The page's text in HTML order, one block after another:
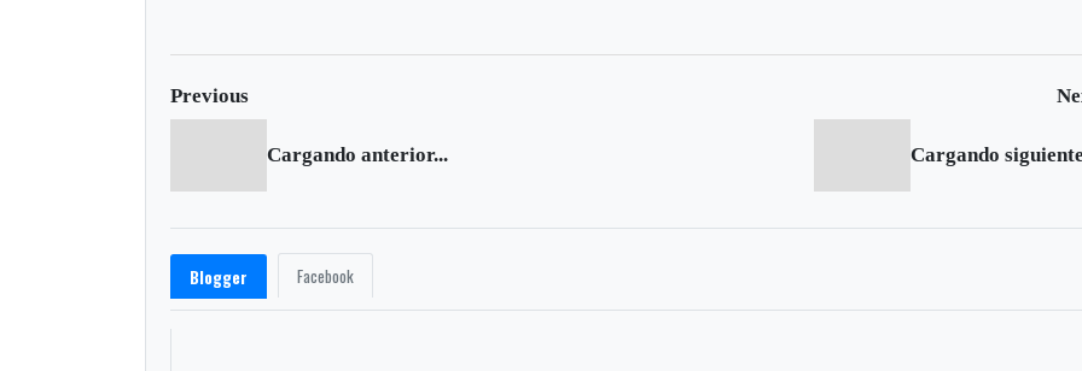
Previous
Cargando anterior... Cargando
Blogger Facebook